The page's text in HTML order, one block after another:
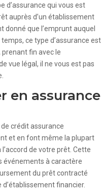
d’assurance qui vous est
auprès d’un établissement
que l’emprunt auquel
ce type d’assurance est
fin avec le
vue légal, il ne vous est pas
en assurance
crédit assurance
et en font même la plupart
de votre prêt. Cette
événements à caractère
du prêt contracté
d’établissement financier.